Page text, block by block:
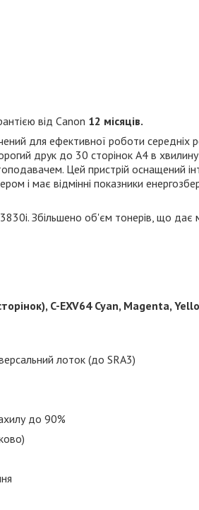
від Canon 12 місяців.
для ефективної роботи середніх
друк до 30 сторінок А4 в
Цей пристрій оснащений
і має відмінні показники
Збільшено об'єм тонерів, що дає
C-EXV64 Cyan, Magenta,
лоток (до SRA3)
до 90%